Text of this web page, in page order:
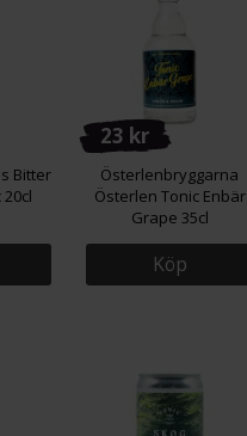
Bitter
23 kr
Österlenbryggarna
Österlen Tonic Enbär
Grape 35cl
Köp